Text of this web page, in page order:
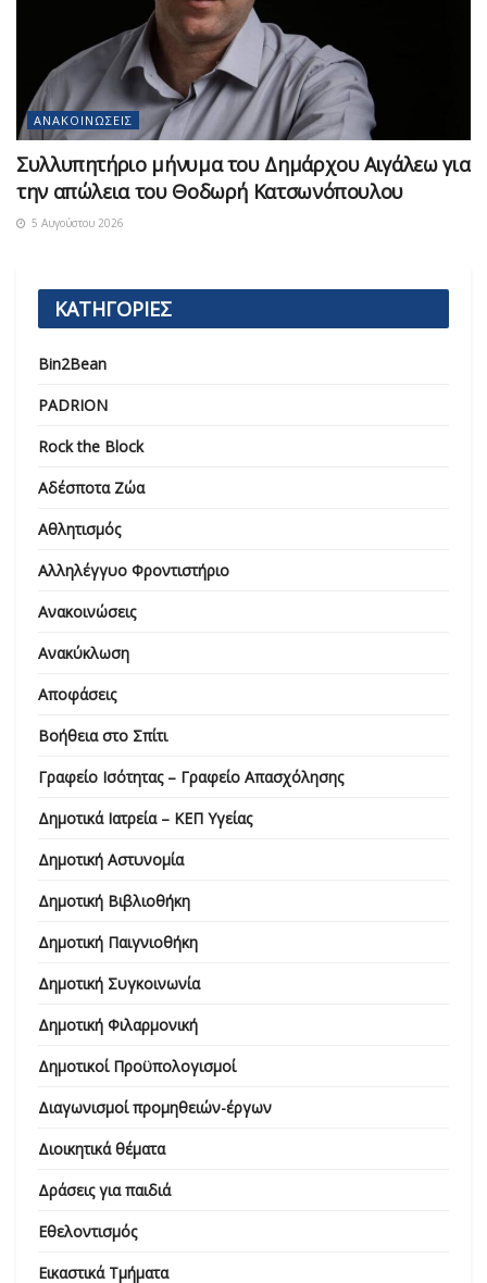
ΑΝΑΚΟΙΝΏΣΕΙΣ
Συλλυπητήριο μήνυμα του Δημάρχου Αιγάλεω για
την απώλεια του Θοδωρή Κατσωνόπουλου
5 Αυγούστου 2026
ΚΑΤΗΓΟΡΙΕΣ
Bin2Bean
PADRION
Rock the Block
Αδέσποτα Ζώα
Αθλητισμός
Αλληλέγγυο Φροντιστήριο
Ανακοινώσεις
Ανακύκλωση
Αποφάσεις
Βοήθεια στο Σπίτι
Γραφείο Ισότητας – Γραφείο Απασχόλησης
Δημοτικά Ιατρεία – ΚΕΠ Υγείας
Δημοτική Αστυνομία
Δημοτική Βιβλιοθήκη
Δημοτική Παιγνιοθήκη
Δημοτική Συγκοινωνία
Δημοτική Φιλαρμονική
Δημοτικοί Προϋπολογισμοί
Διαγωνισμοί προμηθειών-έργων
Διοικητικά θέματα
Δράσεις για παιδιά
Εθελοντισμός
Εικαστικά Τμήματα